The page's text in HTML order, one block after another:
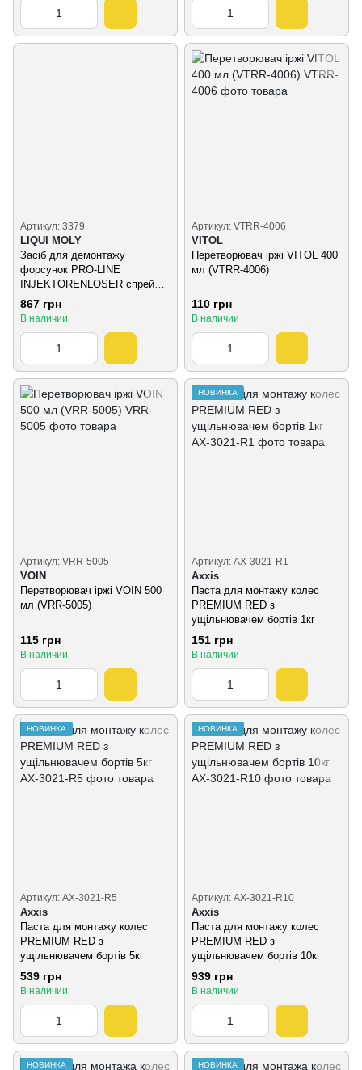
Артикул: 3379
LIQUI MOLY
Засіб для демонтажу
форсунок PRO-LINE
INJEKTORENLOSER спрей
400 мл
867 грн
В наличии
Артикул: VTRR-4006
VITOL
Перетворювач іржі VITOL 400
мл (VTRR-4006)
110 грн
В наличии
Артикул: VRR-5005
VOIN
Перетворювач іржі VOIN 500
мл (VRR-5005)
115 грн
В наличии
НОВИНКА
Артикул: AX-3021-R1
Axxis
Паста для монтажу колес
PREMIUM RED з
ущільнювачем бортів 1кг
151 грн
В наличии
НОВИНКА
Артикул: AX-3021-R5
Axxis
Паста для монтажу колес
PREMIUM RED з
ущільнювачем бортів 5кг
539 грн
В наличии
НОВИНКА
Артикул: AX-3021-R10
Axxis
Паста для монтажу колес
PREMIUM RED з
ущільнювачем бортів 10кг
939 грн
В наличии
НОВИНКА НОВИНКА